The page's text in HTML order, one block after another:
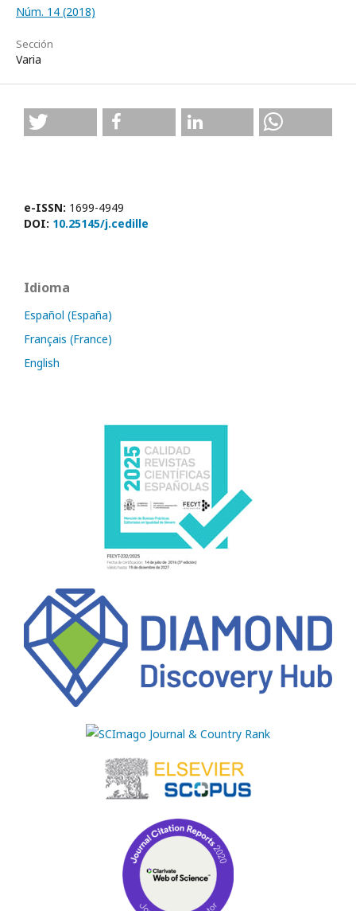
Núm. 14 (2018)
Sección
Varia
e-ISSN: 1699-4949
DOI: 10.25145/j.cedille
Idioma
Español (España)
Français (France)
English